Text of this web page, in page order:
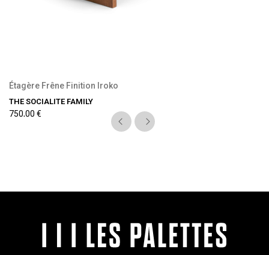
Étagère Frêne Finition Iroko
THE SOCIALITE FAMILY
750,00 €